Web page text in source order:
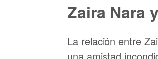
Zaira Nara
La relación entre
una amistad